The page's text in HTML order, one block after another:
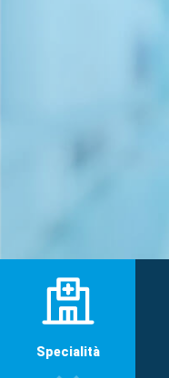
Specialità